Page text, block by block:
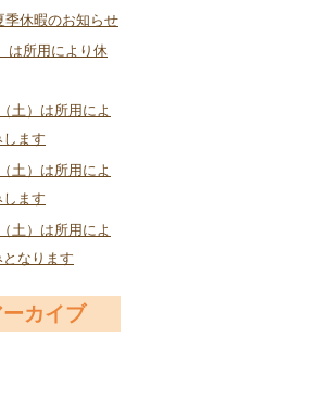
季休暇のお知らせ
は所用により休
土）は所用によ
ます
土）は所用によ
ます
土）は所用によ
となります
ーカイブ